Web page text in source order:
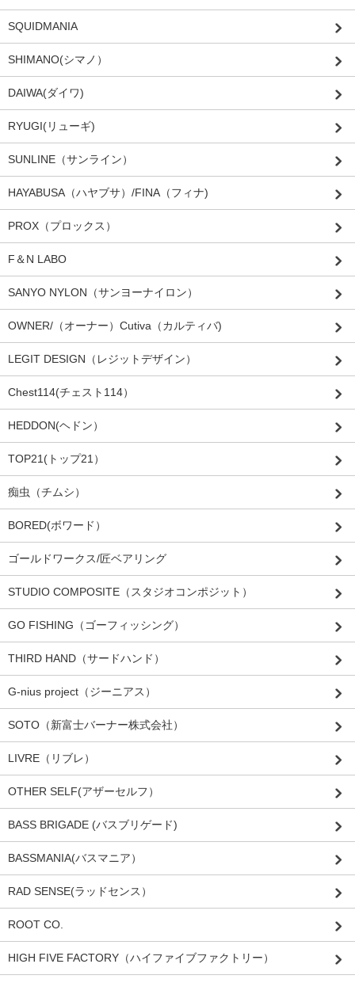
SQUIDMANIA
SHIMANO(シマノ）
DAIWA(ダイワ)
RYUGI(リューギ)
SUNLINE（サンライン）
HAYABUSA（ハヤブサ）/FINA（フィナ)
PROX（プロックス）
F＆N LABO
SANYO NYLON（サンヨーナイロン）
OWNER/（オーナー）Cutiva（カルティバ)
LEGIT DESIGN（レジットデザイン）
Chest114(チェスト114）
HEDDON(ヘドン）
TOP21(トップ21）
痴虫（チムシ）
BORED(ボワード）
ゴールドワークス/匠ベアリング
STUDIO COMPOSITE（スタジオコンポジット）
GO FISHING（ゴーフィッシング）
THIRD HAND（サードハンド）
G-nius project（ジーニアス）
SOTO（新富士バーナー株式会社）
LIVRE（リブレ）
OTHER SELF(アザーセルフ）
BASS BRIGADE (バスブリゲード)
BASSMANIA(バスマニア）
RAD SENSE(ラッドセンス）
ROOT CO.
HIGH FIVE FACTORY（ハイファイブファクトリー）